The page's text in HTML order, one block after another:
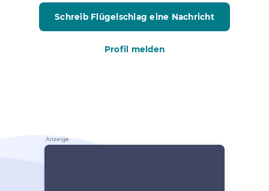
Schreib Flügelschlag eine Nachricht
Profil melden